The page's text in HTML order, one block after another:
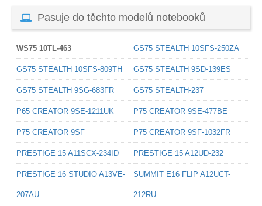
Pasuje do těchto modelů notebooků
WS75 10TL-463 GS75 STEALTH 10SFS-250ZA
GS75 STEALTH 10SFS-809TH GS75 STEALTH 9SD-139ES
GS75 STEALTH 9SG-683FR GS75 STEALTH-237
P65 CREATOR 9SE-1211UK P75 CREATOR 9SE-477BE
P75 CREATOR 9SF P75 CREATOR 9SF-1032FR
PRESTIGE 15 A11SCX-234ID PRESTIGE 15 A12UD-232
PRESTIGE 16 STUDIO A13VE-
207AU
SUMMIT E16 FLIP A12UCT-
212RU